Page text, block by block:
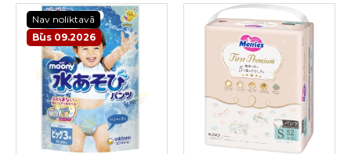
Nav noliktavā
Būs 09.2026